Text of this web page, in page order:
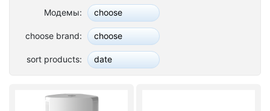
IP Telephony
UPS Uninterruptible Power Supply
Модемы: choose
choose brand: choose
sort products: date